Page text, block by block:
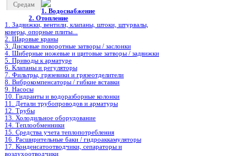
Средам
1. Водоснабжение
2. Отопление
1. Задвижки, вентили, клапаны, штоки, штурвалы,
коверы, опорные плиты...
2. Шаровые краны
3. Дисковые поворотные затворы / заслонки
4. Шиберные ножевые и щитовые затворы / задвижки
5. Приводы к арматуре
6. Клапаны и регуляторы
7. Фильтры, грязевики и грязеотделители
8. Виброкомпенсаторы / гибкие вставки
9. Насосы
10. Гидранты и водоразборные колонки
11. Детали трубопроводов и арматуры
12. Трубы
13. Холодильное oборудование
14. Теплообменники
15. Средства учета теплопотребления
16. Расширительные баки / гидроаккамуляторы
17. Конденсатоотводчики, сепараторы и
воздухоотводчики